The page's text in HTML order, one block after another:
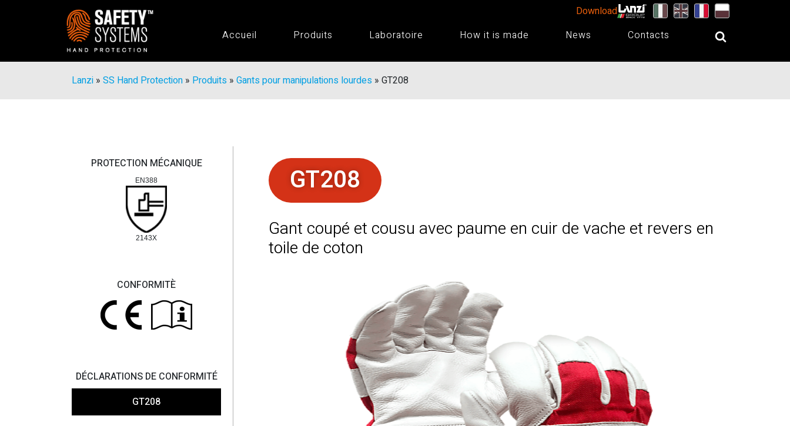
Download
Accueil
Produits Laboratoire How it is made News Contacts
Lanzi » SS Hand Protection » Produits » Gants pour manipulations lourdes » GT208
PROTECTION MÉCANIQUE
EN388
2143X
CONFORMITÈ
DÉCLARATIONS DE CONFORMITÉ
GT208
GT208
Gant coupé et cousu avec paume en cuir de vache et revers en
toile de coton